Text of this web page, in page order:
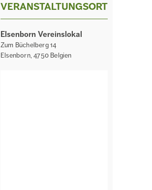
VERANSTALTUNGSORT
Elsenborn Vereinslokal
Zum Büchelberg 14
Elsenborn, 4750 Belgien